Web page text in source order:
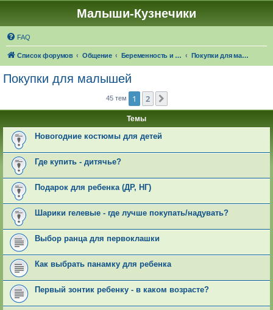
Малыши-Кузнечики
FAQ
Список форумов Общение Беременность и роды. О детях Покупки для малышей
Покупки для малышей
45 тем 1 2
Темы
Новогодние костюмы для детей
Где купить - дитячье?
Подарок для ребенка (ДР, НГ)
Шарики гелевые - где лучше покупать/надувать?
Выбор ранца для первоклашки
Как выбрать панамку для ребенка
Первый зонтик ребенку - в каком возрасте?